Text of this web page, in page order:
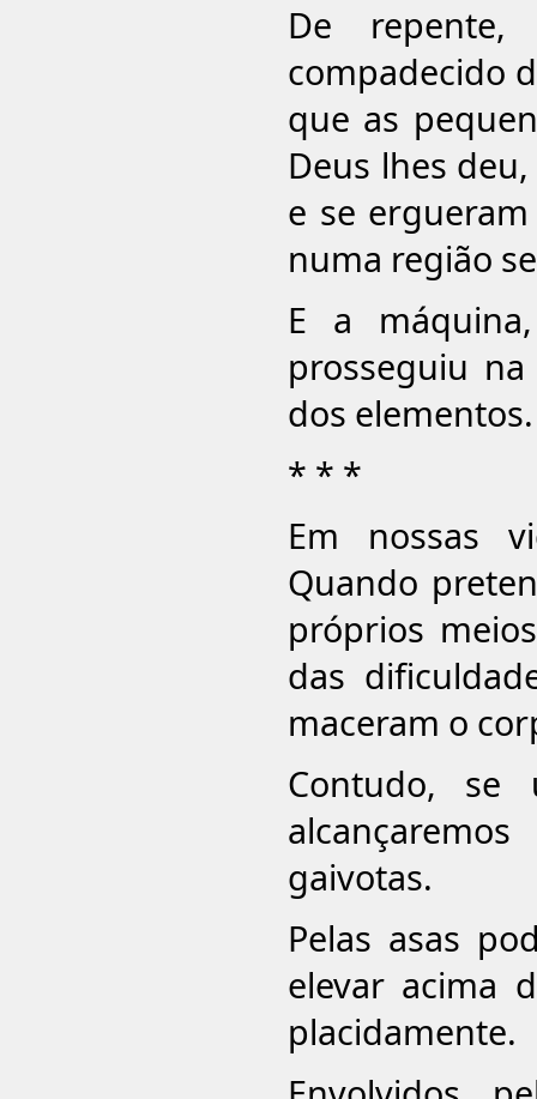
De
compadecido
que as
Deus lhes
e se
numa região
E a
prosseguiu
dos elementos.
* * *
Em nossas
Quando
próprios
das
maceram o
Contudo, se
gaivotas.
Pelas asas
elevar acima
placidamente.